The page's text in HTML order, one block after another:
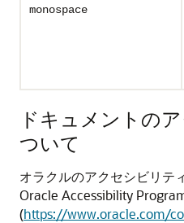
monospace
ドキュメントの
ついて
オラクルのアクセシビリテ
Oracle Accessibility
(https://www.oracle.com/